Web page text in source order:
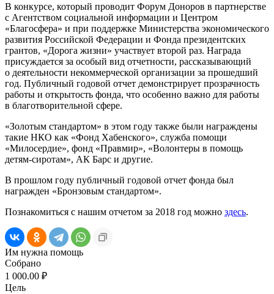
В конкурсе, который проводит Форум Доноров в партнерстве
с Агентством социальной информации и Центром
«Благосфера» и при поддержке Министерства экономического
развития Российской Федерации и Фонда президентских
грантов, «Дорога жизни» участвует второй раз. Награда
присуждается за особый вид отчетности, рассказывающий
о деятельности некоммерческой организации за прошедший
год. Публичный годовой отчет демонстрирует прозрачность
работы и открытость фонда, что особенно важно для работы
в благотворительной сфере.
«Золотым стандартом» в этом году также были награждены
такие НКО как «Фонд Хабенского», служба помощи
«Милосердие», фонд «Правмир», «Волонтеры в помощь
детям-сиротам», АК Барс и другие.
В прошлом году публичный годовой отчет фонда был
награжден «Бронзовым стандартом».
Познакомиться с нашим отчетом за 2018 год можно здесь.
Им нужна помощь
Собрано
1 000.00 ₽
Цель